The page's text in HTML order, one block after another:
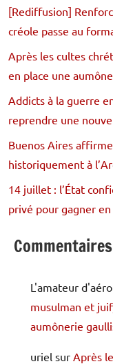
[Rediffusion]
créole passe au
Après les cultes
en place une
Addicts à la guerre
reprendre une
Buenos Aires
historiquement à
14 juillet : l’État
privé pour gagner
L'amateur
musulman et
aumônerie
uriel sur Après